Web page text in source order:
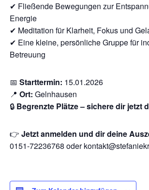
✔ Fließende Bewegungen zur
Energie
✔ Meditation für Klarheit, Fokus und
✔ Eine kleine, persönliche Gruppe für
Betreuung
📅 Starttermin: 15.01.2026
📍 Ort: Gelnhausen
🔒 Begrenzte Plätze – sichere dir jetzt
👉 Jetzt anmelden und dir deine
0151-72236768 oder